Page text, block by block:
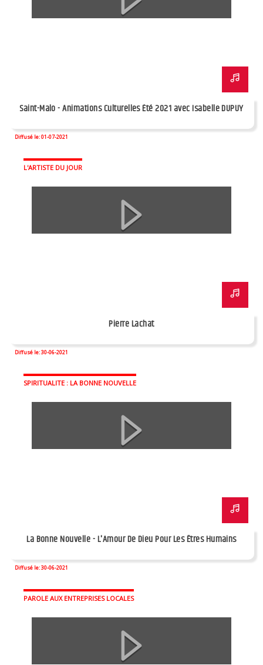
Saint-Malo - Animations Culturelles Été 2021 avec Isabelle DUPUY
Diffusé le: 01-07-2021
L'ARTISTE DU JOUR
Pierre Lachat
Diffusé le: 30-06-2021
SPIRITUALITE : LA BONNE NOUVELLE
La Bonne Nouvelle - L'Amour De Dieu Pour Les Êtres Humains
Diffusé le: 30-06-2021
PAROLE AUX ENTREPRISES LOCALES